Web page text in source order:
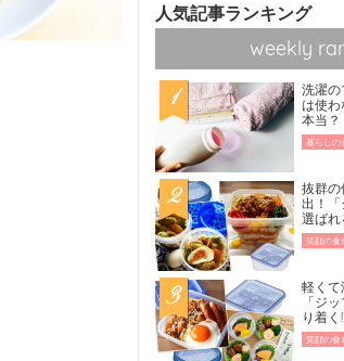
人気記事ランキング
weekly
洗濯の
は使わ
本当？
暮らしの
抜群の
出！「
選ばれ
笑顔の食
軽くて
「ジ
り着く
笑顔の食